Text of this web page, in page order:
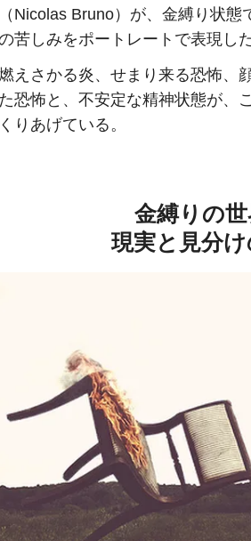
（Nicolas Bruno）が、金縛り状
苦しみをポートレートで表現した
えさかる炎、せまり来る恐怖、
た恐怖と、不安定な精神状態が、
くりあげている。
金縛りの
現実と見分